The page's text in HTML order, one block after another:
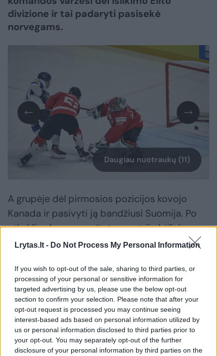
Lrytas.lt - Do Not Process My Personal Information
If you wish to opt-out of the sale, sharing to third parties, or
processing of your personal or sensitive information for
targeted advertising by us, please use the below opt-out
section to confirm your selection. Please note that after your
opt-out request is processed you may continue seeing
interest-based ads based on personal information utilized by
us or personal information disclosed to third parties prior to
your opt-out. You may separately opt-out of the further
disclosure of your personal information by third parties on the
divizione ir tai padaryti pasisekė
norvegams.
Daugiau nuotraukų (11)
A grupėje dėl pirmosios pozicijos kovojo
Kanada ir pasivyti ją bandžiusi Suomija. Po
atkaklios kovos rezultatas po trijų kėlinių
buvo 1:1 ir pratęsimas taip pat nepadėjo
mušami bulitai, po kurių pergale džiaugėsi
suomiai, laimėję mačą 2:1 (0:0, 1:0, 0:1, 0:0).
Suomiams bulitus sėkmingai mušė Patrikas
Puistola ir Eeli Tolvanenas, o kanadiečiams
vienintelį įvartį įmušė Kentas Johnsonas.